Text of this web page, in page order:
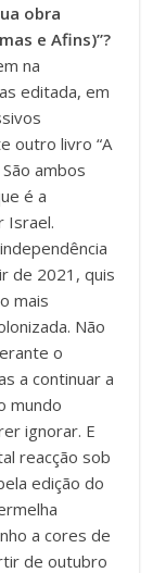
obra
e Afins)”?
na
editada, em
outro livro “A
ambos
é a
Israel.
de 2021, quis
mais
Não
o
a continuar a
mundo
ignorar. E
reacção sob
edição do
a cores de
de outubro